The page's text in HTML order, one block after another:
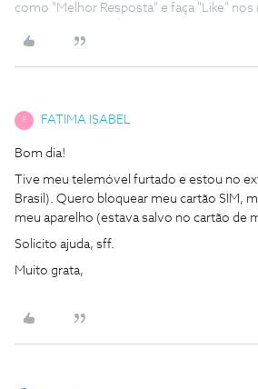
como "Melhor Resposta" e faça "Like"
F FATIMA ISABEL
Bom dia!
Tive meu telemóvel furtado e estou no
Brasil). Quero bloquear meu cartão SIM,
meu aparelho (estava salvo no cartão de
Solicito ajuda, sff.
Muito grata,